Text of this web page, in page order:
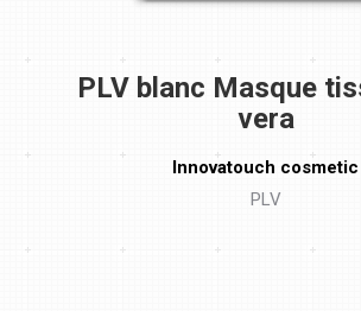
PLV blanc Masque
vera
Innovatouch cosmetic
PLV